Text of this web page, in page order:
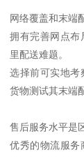
网络覆盖和末端
拥有完善网点布
里配送难题。
选择前可实地考
货物测试其末端
售后服务水平是
优秀的物流服务